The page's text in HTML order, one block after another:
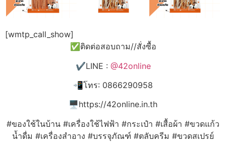
[wmtp_call_show]
✅ติดต่อสอบถาม//สั่งซื้อ
✔️LINE : @42online
📲โทร: 0866290958
🖥️https://42online.in.th
#ของใช้ในบ้าน #เครื่องใช้ไฟฟ้า #กระเป๋า #เสื้อผ้า #ขวดแก้ว
น้ำดื่ม #เครื่องสำอาง #บรรจุภัณฑ์ #ตลับครีม #ขวดสเปรย์